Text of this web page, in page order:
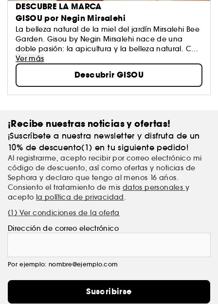
DESCUBRE LA MARCA
GISOU por Negin Mirsalehi
La belleza natural de la miel del jardín Mirsalehi Bee
Garden. Gisou by Negin Mirsalehi nace de una
doble pasión: la apicultura y la belleza natural. Con
seis generaciones de apicultores, la marca crea
cuidados capilares únicos, como champús,
mascarillas y aceites para el cabello, formulados
con ingredientes valiosos cultivados y cosechados
de manera ecológica en el jardín Mirsalehi Bee
cuero cabelludo.
Ver más
Descubrir GISOU
¡Recibe nuestras noticias y ofertas!
¡Suscríbete a nuestra newsletter y disfruta de un
10% de descuento(1) en tu siguiente pedido!
Al registrarme, acepto recibir por correo electrónico mi
código de descuento, así como ofertas y noticias de
Sephora y declaro que tengo al menos 16 años.
Consiento el tratamiento de mis datos personales y
acepto la política de privacidad.
(1) Ver condiciones de la oferta
Dirección de correo electrónico
Por ejemplo: nombre@ejemplo.com
Suscribirse